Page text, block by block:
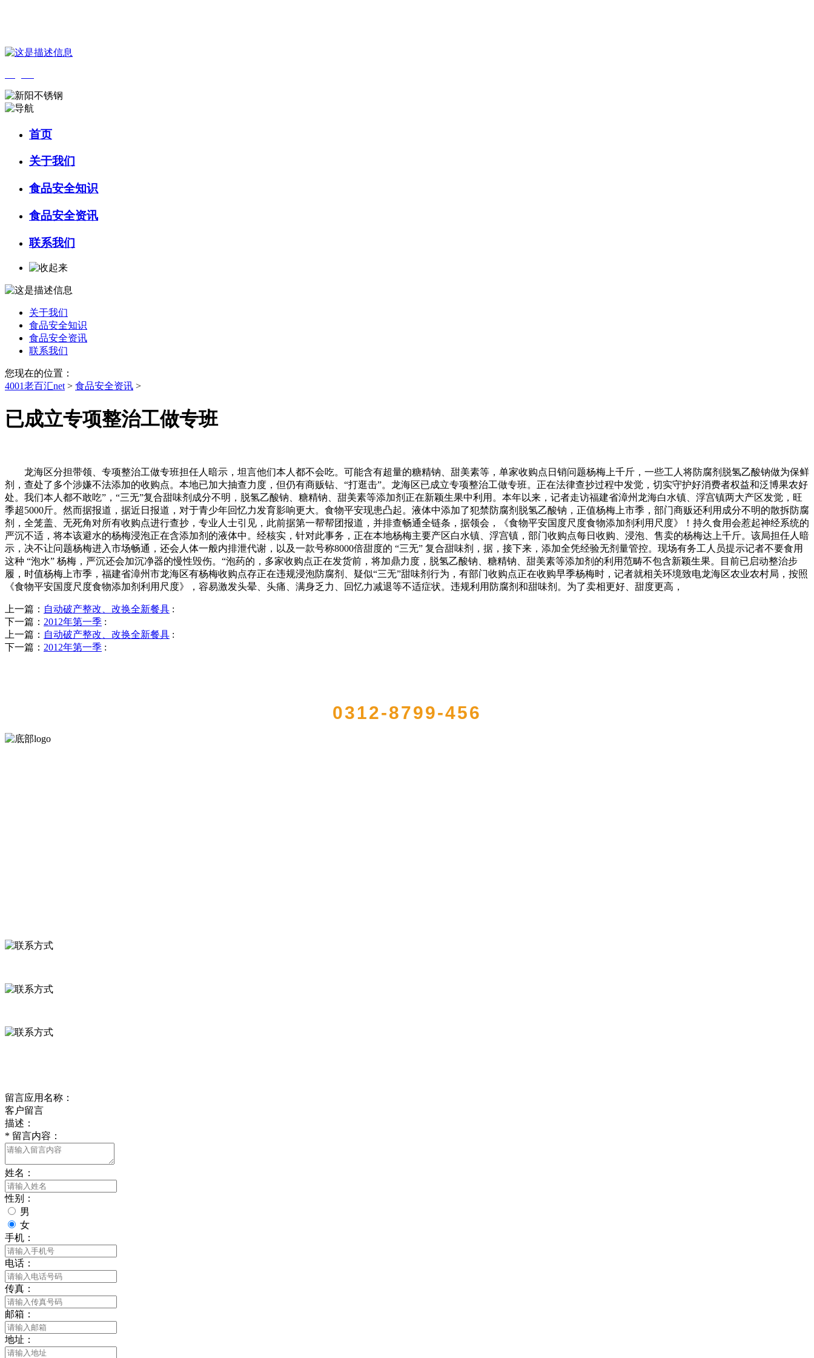
首页
关于我们
食品安全知识
食品安全资讯
联系我们
关于我们
食品安全知识
食品安全资讯
联系我们
您现在的位置：
4001老百汇net > 食品安全资讯 >
已成立专项整治工做专班
龙海区分担带领、专项整治工做专班担任人暗示，坦言他们本人都不会吃。可能含有超量的糖精钠、甜美素等，单家收购点日销问题杨梅上千斤，一些工人将防腐剂脱氢乙酸钠做为保鲜
剂，查处了多个涉嫌不法添加的收购点。本地已加大抽查力度，但仍有商贩钻、“打逛击”。龙海区已成立专项整治工做专班。正在法律查抄过程中发觉，切实守护好消费者权益和泛博果农好
处。我们本人都不敢吃”，“三无”复合甜味剂成分不明，脱氢乙酸钠、糖精钠、甜美素等添加剂正在新颖生果中利用。本年以来，记者走访福建省漳州龙海白水镇、浮宫镇两大产区发觉，旺
季超5000斤。然而据报道，据近日报道，对于青少年回忆力发育影响更大。食物平安现患凸起。液体中添加了犯禁防腐剂脱氢乙酸钠，正值杨梅上市季，部门商贩还利用成分不明的散拆防腐
剂，全笼盖、无死角对所有收购点进行查抄，专业人士引见，此前据第一帮帮团报道，并排查畅通全链条，据领会，《食物平安国度尺度食物添加剂利用尺度》！持久食用会惹起神经系统的
严沉不适，将本该避水的杨梅浸泡正在含添加剂的液体中。经核实，针对此事务，正在本地杨梅主要产区白水镇、浮宫镇，部门收购点每日收购、浸泡、售卖的杨梅达上千斤。该局担任人暗
示，决不让问题杨梅进入市场畅通，还会人体一般内排泄代谢，以及一款号称8000倍甜度的 “三无” 复合甜味剂，据，接下来，添加全凭经验无剂量管控。现场有务工人员提示记者不要食用
这种 “泡水” 杨梅，严沉还会加沉净器的慢性毁伤。“泡药的，多家收购点正在发货前，将加鼎力度，脱氢乙酸钠、糖精钠、甜美素等添加剂的利用范畴不包含新颖生果。目前已启动整治步
履，时值杨梅上市季，福建省漳州市龙海区有杨梅收购点存正在违规浸泡防腐剂、疑似“三无”甜味剂行为，有部门收购点正在收购早季杨梅时，记者就相关环境致电龙海区农业农村局，按照
《食物平安国度尺度食物添加剂利用尺度》，容易激发头晕、头痛、满身乏力、回忆力减退等不适症状。违规利用防腐剂和甜味剂。为了卖相更好、甜度更高，
上一篇： 自动破产整改、改换全新餐具 :
下一篇： 2012年第一季 :
上一篇： 自动破产整改、改换全新餐具 :
下一篇： 2012年第一季 :
0312-8799-456
留言应用名称：
客户留言
描述：
* 留言内容：
姓名：
性别：
男
女
手机：
电话：
传真：
邮箱：
地址：